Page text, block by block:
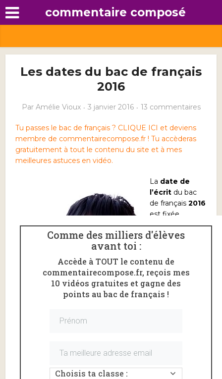
commentaire composé
Les dates du bac de français
2016
Par Amélie Vioux 3 janvier 2016 13 commentaires
Tu passes le bac de français ? CLIQUE ICI et deviens
membre de commentairecompose.fr ! Tu accèderas
gratuitement à tout le contenu du site et à mes
meilleures astuces en vidéo.
La date de
l’écrit dubac
de français 2016
est fixée.
Elle est
toutes les
séries
(générales et
technologiques)
plusieurs
Comme des milliers d'élèves
avant toi :
Accède à TOUT le contenu de
commentairecompose.fr, reçois mes
10 vidéos gratuites et gagne des
points au bac de français !
Choisis ta classe :